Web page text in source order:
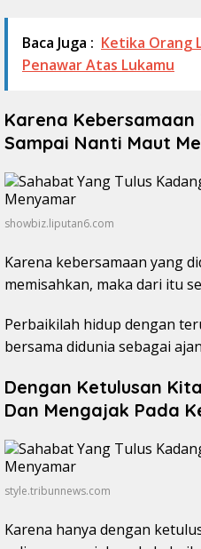
Baca Juga : Ketika Orang
Penawar Atas Lukamu
Karena
Sampai Nanti Maut
showbiz.liputan6.com
Karena kebersamaan yang
memisahkan, maka dari itu
Perbaikilah hidup dengan
bersama didunia sebagai
Dengan Ketulusan
Dan Mengajak Pada
style.tribunnews.com
Karena hanya dengan